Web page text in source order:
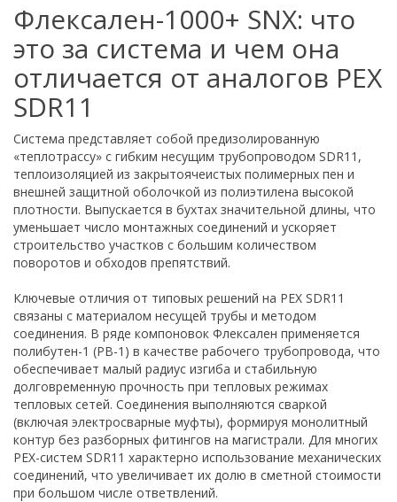
Флексален-1000+ SNX: что
это за система и чем она
отличается от аналогов PEX
SDR11
Система представляет собой предизолированную
«теплотрассу» с гибким несущим трубопроводом SDR11,
теплоизоляцией из закрытоячеистых полимерных пен и
внешней защитной оболочкой из полиэтилена высокой
плотности. Выпускается в бухтах значительной длины, что
уменьшает число монтажных соединений и ускоряет
строительство участков с большим количеством
поворотов и обходов препятствий.
Ключевые отличия от типовых решений на PEX SDR11
связаны с материалом несущей трубы и методом
соединения. В ряде компоновок Флексален применяется
полибутен-1 (PB-1) в качестве рабочего трубопровода, что
обеспечивает малый радиус изгиба и стабильную
долговременную прочность при тепловых режимах
тепловых сетей. Соединения выполняются сваркой
(включая электросварные муфты), формируя монолитный
контур без разборных фитингов на магистрали. Для многих
PEX-систем SDR11 характерно использование механических
соединений, что увеличивает их долю в сметной стоимости
при большом числе ответвлений.